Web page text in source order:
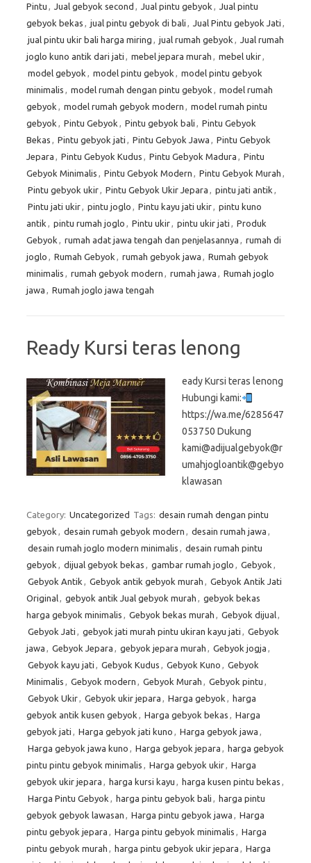
Pintu , Jual gebyok second , Jual pintu gebyok , Jual pintu
gebyok bekas , jual pintu gebyok di bali , Jual Pintu gebyok Jati ,
jual pintu ukir bali harga miring , jual rumah gebyok , Jual rumah
joglo kuno antik dari jati , mebel jepara murah , mebel ukir,
model gebyok , model pintu gebyok , model pintu gebyok
minimalis , model rumah dengan pintu gebyok , model rumah
gebyok , model rumah gebyok modern , model rumah pintu
gebyok , Pintu Gebyok , Pintu gebyok bali , Pintu Gebyok
Bekas , Pintu gebyok jati , Pintu Gebyok Jawa , Pintu Gebyok
Jepara , Pintu Gebyok Kudus , Pintu Gebyok Madura , Pintu
Gebyok Minimalis , Pintu Gebyok Modern , Pintu Gebyok Murah ,
Pintu gebyok ukir, Pintu Gebyok Ukir Jepara , pintu jati antik ,
Pintu jati ukir, pintu joglo , Pintu kayu jati ukir, pintu kuno
antik , pintu rumah joglo , Pintu ukir, pintu ukir jati , Produk
Gebyok , rumah adat jawa tengah dan penjelasannya , rumah di
joglo , Rumah Gebyok , rumah gebyok jawa , Rumah gebyok
minimalis , rumah gebyok modern , rumah jawa , Rumah joglo
jawa , Rumah joglo jawa tengah
Ready Kursi teras lenong
eady Kursi teras lenong
Hubungi kami:
https://wa.me/6285647
053750 Dukung
kami@adijualgebyok@r
umahjogloantik@gebyo
klawasan
Category: Uncategorized Tags: desain rumah dengan pintu
gebyok , desain rumah gebyok modern , desain rumah jawa ,
desain rumah joglo modern minimalis , desain rumah pintu
gebyok , dijual gebyok bekas , gambar rumah joglo , Gebyok ,
Gebyok Antik , Gebyok antik gebyok murah , Gebyok Antik Jati
Original, gebyok antik Jual gebyok murah , gebyok bekas
harga gebyok minimalis , Gebyok bekas murah , Gebyok dijual,
Gebyok Jati , gebyok jati murah pintu ukiran kayu jati , Gebyok
jawa , Gebyok Jepara , gebyok jepara murah , Gebyok jogja ,
Gebyok kayu jati , Gebyok Kudus , Gebyok Kuno , Gebyok
Minimalis , Gebyok modern , Gebyok Murah , Gebyok pintu ,
Gebyok Ukir, Gebyok ukir jepara , Harga gebyok , harga
gebyok antik kusen gebyok , Harga gebyok bekas , Harga
gebyok jati , Harga gebyok jati kuno , Harga gebyok jawa ,
Harga gebyok jawa kuno , Harga gebyok jepara , harga gebyok
pintu pintu gebyok minimalis , Harga gebyok ukir, Harga
gebyok ukir jepara , harga kursi kayu , harga kusen pintu bekas ,
Harga Pintu Gebyok , harga pintu gebyok bali , harga pintu
gebyok gebyok lawasan , Harga pintu gebyok jawa , Harga
pintu gebyok jepara , Harga pintu gebyok minimalis , Harga
pintu gebyok murah , harga pintu gebyok ukir jepara , Harga